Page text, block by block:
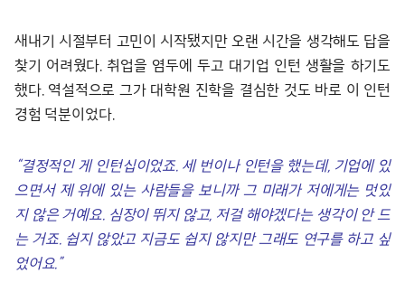
새내기 시절부터 고민이 시작됐지만 오랜 시간을 생각해도 답을
찾기 어려웠다. 취업을 염두에 두고 대기업 인턴 생활을 하기도
했다. 역설적으로 그가 대학원 진학을 결심한 것도 바로 이 인턴
경험 덕분이었다.
“결정적인 게 인턴십이었죠. 세 번이나 인턴을 했는데, 기업에 있
으면서 제 위에 있는 사람들을 보니까 그 미래가 저에게는 멋있
지 않은 거예요. 심장이 뛰지 않고, 저걸 해야겠다는 생각이 안 드
는 거죠. 쉽지 않았고 지금도 쉽지 않지만 그래도 연구를 하고 싶
었어요.”